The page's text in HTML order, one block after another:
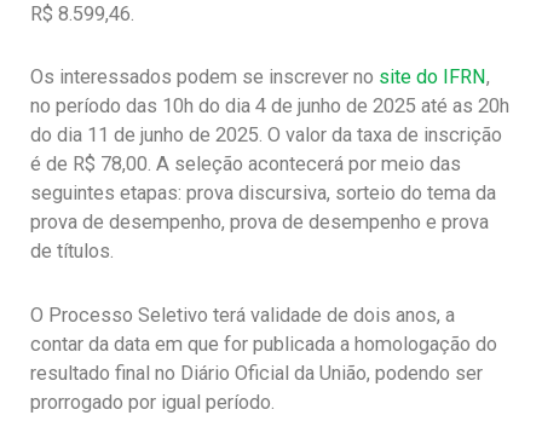
R$ 8.599,46.
Os interessados podem se inscrever no site do IFRN,
no período das 10h do dia 4 de junho de 2025 até as 20h
do dia 11 de junho de 2025. O valor da taxa de inscrição
é de R$ 78,00. A seleção acontecerá por meio das
seguintes etapas: prova discursiva, sorteio do tema da
prova de desempenho, prova de desempenho e prova
de títulos.
O Processo Seletivo terá validade de dois anos, a
contar da data em que for publicada a homologação do
resultado final no Diário Oficial da União, podendo ser
prorrogado por igual período.